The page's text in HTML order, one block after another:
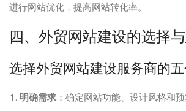
进行网站优化，提高网站转化率。
四、外贸网站建设的选择
选择外贸网站建设服务商的
明确需求 ：确定网站功能、设计风格和